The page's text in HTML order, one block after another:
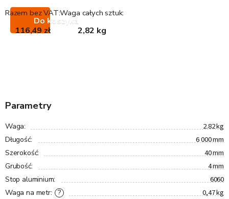
Do koszyka
Waga całych sztuk:
2,82 kg
Razem bez VAT:
116,49 zł
Parametry
Waga: 2.82 kg
Długość: 6 000 mm
Szerokość: 40 mm
Grubość: 4 mm
Stop aluminium: 6060
?
Waga na metr: 0,47 kg